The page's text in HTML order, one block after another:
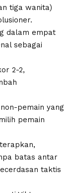
tiga wanita)
dalam empat
sebagai
2-2,
pemain yang
pemain
batas antar
taktis